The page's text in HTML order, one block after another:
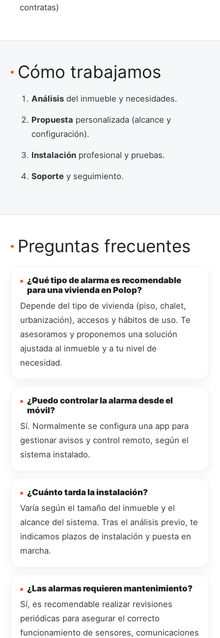
contratas)
Cómo trabajamos
Análisis del inmueble y necesidades.
Propuesta personalizada (alcance y
configuración).
Instalación profesional y pruebas.
Soporte y seguimiento.
Preguntas frecuentes
¿Qué tipo de alarma es recomendable
para una vivienda en Polop?
Depende del tipo de vivienda (piso, chalet,
urbanización), accesos y hábitos de uso. Te
asesoramos y proponemos una solución
ajustada al inmueble y a tu nivel de
necesidad.
¿Puedo controlar la alarma desde el
móvil?
Sí. Normalmente se configura una app para
gestionar avisos y control remoto, según el
sistema instalado.
¿Cuánto tarda la instalación?
Varía según el tamaño del inmueble y el
alcance del sistema. Tras el análisis previo, te
indicamos plazos de instalación y puesta en
marcha.
¿Las alarmas requieren mantenimiento?
Sí, es recomendable realizar revisiones
periódicas para asegurar el correcto
funcionamiento de sensores, comunicaciones